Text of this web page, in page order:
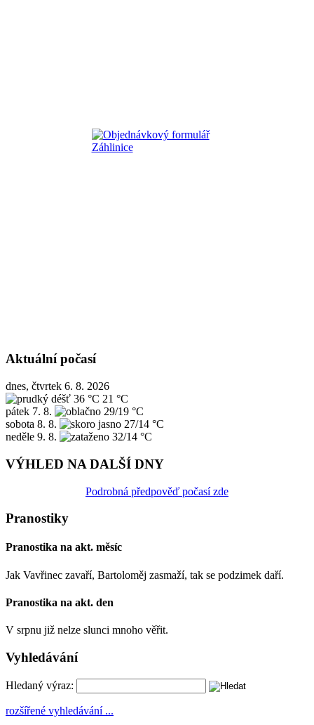
Aktuální počasí
dnes, čtvrtek 6. 8. 2026
36 °C 21 °C
pátek 7. 8.
29/19 °C
sobota 8. 8.
27/14 °C
neděle 9. 8. 32/14 °C
VÝHLED NA DALŠÍ DNY
Podrobná předpověď počasí zde
Pranostiky
Pranostika na akt. měsíc
Jak Vavřinec zavaří, Bartoloměj zasmaží, tak se podzimek daří.
Pranostika na akt. den
V srpnu již nelze slunci mnoho věřit.
Vyhledávání
Hledaný výraz:
rozšířené vyhledávání ...